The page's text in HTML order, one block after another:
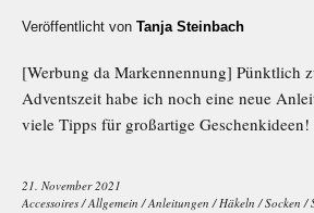
Veröffentlicht von Tanja Steinbach
[Werbung da Markennennung] Pünktlich
Adventszeit habe ich noch eine neue
viele Tipps für großartige Geschenkideen!
21. November 2021
Accessoires/Allgemein /Anleitungen /Häkeln /Socken /